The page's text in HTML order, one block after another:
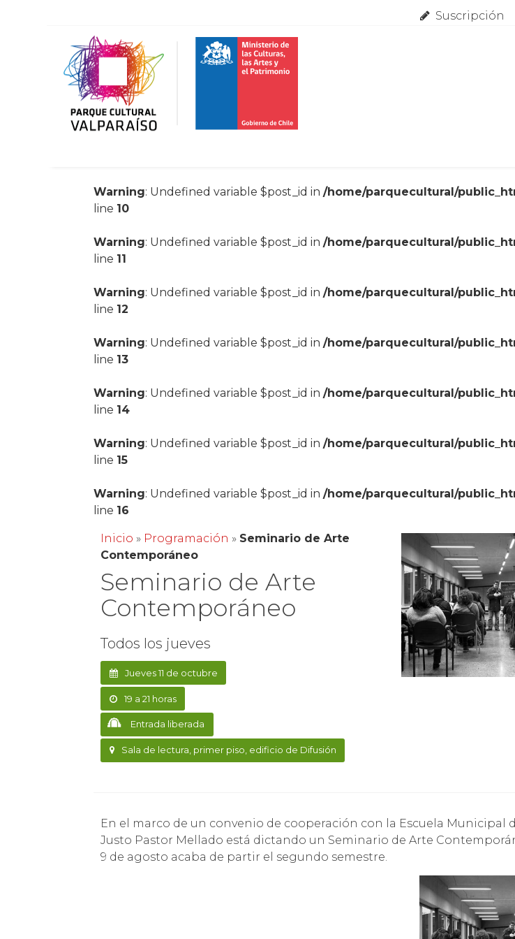
Suscripción
Warning: Undefined variable $post_id in/home/parquecultural/
line 10
Warning: Undefined variable $post_id in/home/parquecultural/
line 11
Warning: Undefined variable $post_id in/home/parquecultural/
line 12
Warning: Undefined variable $post_id in/home/parquecultural/
line 13
Warning: Undefined variable $post_id in/home/parquecultural/
line 14
Warning: Undefined variable $post_id in/home/parquecultural/
line 15
Warning: Undefined variable $post_id in/home/parquecultural/
line 16
Inicio » Programación » Seminario de Arte
Contemporáneo
Seminario de Arte
Contemporáneo
Todos los jueves
Jueves 11 de octubre
19 a 21 horas
Entrada liberada
Sala de lectura, primer piso, edificio de Difusión
En el marco de un convenio de cooperación con la Escuela Municipal de Bellas Artes,
Justo Pastor Mellado está dictando un Seminario de Arte
9 de agosto acaba de partir el segundo semestre.